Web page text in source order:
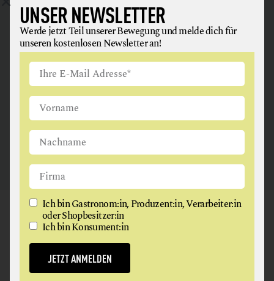
ANGUS & ARTHUR
FLEISCH + FLEISCHERZEUGNISSE
2326 Maria Lanzendorf
GAUMEN HOCH
NEWSLETTER
Werde jetzt Teil unserer Bewegung und melde dich für
unseren kostenlosen Newsletter an!
UNSER NEWSLETTER
Werde jetzt Teil unserer Bewegung und melde dich für
unseren kostenlosen Newsletter an!
Ich bin Gastronom:in, Produzent:in, Verarbeiter:in
oder Shopbesitzer:in
Ich bin Konsument:in
JETZT ANMELDEN